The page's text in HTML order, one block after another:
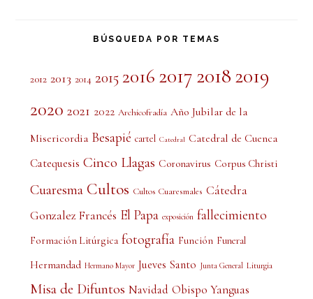
BÚSQUEDA POR TEMAS
2012 2013 2014 2015 2016 2017 2018 2019
2020 2021 2022 Archicofradía Año Jubilar de la
Misericordia Besapié cartel Catedral Catedral de Cuenca
Catequesis Cinco Llagas Coronavirus Corpus Christi
Cuaresma Cultos Cultos Cuaresmales Cátedra
Gonzalez Francés El Papa exposición fallecimiento
Formación Litúrgica fotografía Función Funeral
Hermandad Hermano Mayor Jueves Santo Junta General Liturgia
Misa de Difuntos Navidad Obispo Yanguas